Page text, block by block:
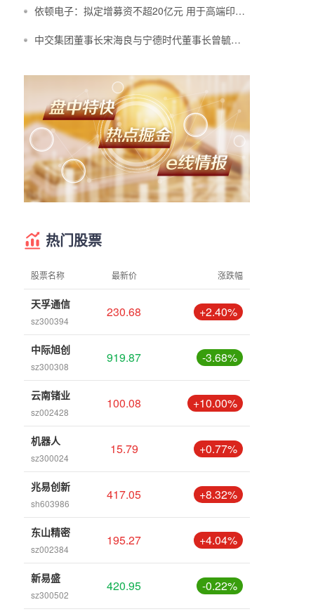
依顿电子：拟定增募资不超20亿元 用于高端印制电路板等项目
中交集团董事长宋海良与宁德时代董事长曾毓群举行会谈
热门股票
股票名称 最新价 涨跌幅
天孚通信
sz300394
230.68 +2.40%
中际旭创
sz300308
919.87 -3.68%
云南锗业
sz002428
100.08 +10.00%
机器人
sz300024
15.79 +0.77%
兆易创新
sh603986
417.05 +8.32%
东山精密
sz002384
195.27 +4.04%
新易盛
sz300502
420.95 -0.22%